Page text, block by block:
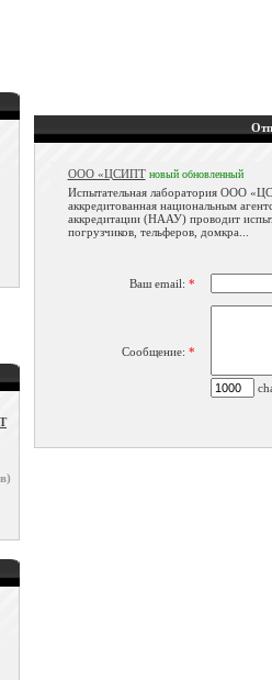
ООО «ЦСИПТ новый обновленный
Испытательная лаборатория ООО
аккредитованная национальным
аккредитации (НААУ) проводит
погрузчиков, тельферов, домкра...
Ваш email: *
Сообщение: *